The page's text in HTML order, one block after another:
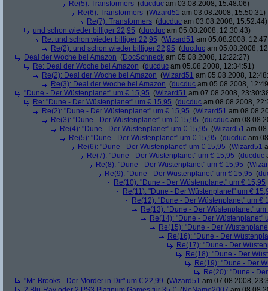
Re(5): Transformers (ducduc am 03.08.2008, 15:48:06)
Re(6): Transformers (Wizard51 am 03.08.2008, 15:50:31)
Re(7): Transformers (ducduc am 03.08.2008, 15:52:44)
und schon wieder billiger 22,95 (ducduc am 05.08.2008, 12:30:43)
Re: und schon wieder billiger 22,95 (Wizard51 am 05.08.2008,
Re(2): und schon wieder billiger 22,95 (ducduc am 05.08.2008,
Deal der Woche bei Amazon (DocSchneck am 05.08.2008, 12:22:27)
Re: Deal der Woche bei Amazon (ducduc am 05.08.2008, 12:34:51)
Re(2): Deal der Woche bei Amazon (Wizard51 am 05.08.2008,
Re(3): Deal der Woche bei Amazon (ducduc am 05.08.2008,
"Dune - Der Wüstenplanet" um € 15,95 (Wizard51 am 07.08.2008,
Re: "Dune - Der Wüstenplanet" um € 15,95 (ducduc am 08.08.2008,
Re(2): "Dune - Der Wüstenplanet" um € 15,95 (Wizard51 am
Re(3): "Dune - Der Wüstenplanet" um € 15,95 (ducduc am
Re(4): "Dune - Der Wüstenplanet" um € 15,95 (Wizard51 am
Re(5): "Dune - Der Wüstenplanet" um € 15,95 (ducduc am
Re(6): "Dune - Der Wüstenplanet" um € 15,95 (Wizard51
Re(7): "Dune - Der Wüstenplanet" um € 15,95 (ducduc
Re(8): "Dune - Der Wüstenplanet" um € 15,95 (
Re(9): "Dune - Der Wüstenplanet" um € 15,95 (
Re(10): "Dune - Der Wüstenplanet" um € 15,95
Re(11): "Dune - Der Wüstenplanet" um €
Re(12): "Dune - Der Wüstenplanet" um €
Re(13): "Dune - Der Wüstenplanet"
Re(14): "Dune - Der Wüstenplanet"
Re(15): "Dune - Der
Re(16): "Dune - Der
Re(17): "Dune - Der
Re(18): "Dune - Der
Re(19): "Dune - Der
Re(20): "Dune -
"Mr. Brooks - Der Mörder in Dir" um € 22,99 (Wizard51 am 07.08.2008,